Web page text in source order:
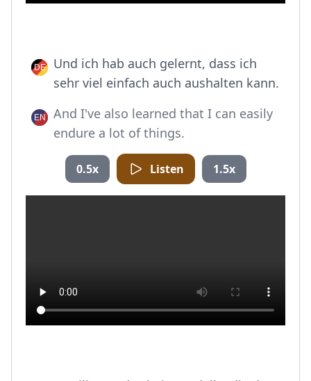
Und ich hab auch gelernt, dass ich
sehr viel einfach auch aushalten kann.
And I've also learned that I can easily
endure a lot of things.
0.5x Listen 1.5x